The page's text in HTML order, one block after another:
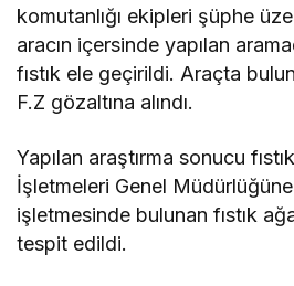
komutanlığı ekipleri şüphe
aracın içersinde yapılan
fıstık ele geçirildi. Araçta
F.Z gözaltına alındı.
Yapılan araştırma sonucu
İşletmeleri Genel
işletmesinde bulunan fıstık
tespit edildi.